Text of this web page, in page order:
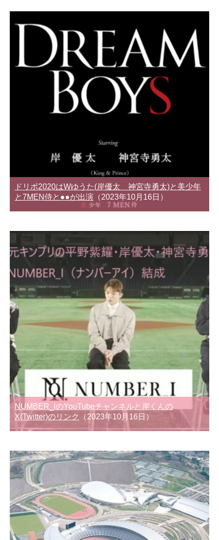
ドリボ2020はWゆうた(岸優太 神宮寺勇太)と美少年
と7MEN侍と●●が出演 （2023年10月16日）
NUMBER_iのYouTubeチャンネルと岸くんの
X(Twitter)のリンク
（2023年10月16日）